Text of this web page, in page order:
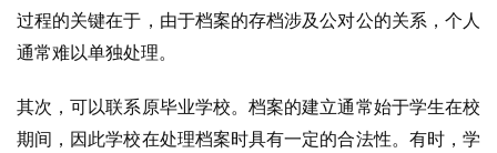
过程的关键在于，由于档案的存档涉及公对公的关系，个人
通常难以单独处理。
其次，可以联系原毕业学校。档案的建立通常始于学生在校
期间，因此学校在处理档案时具有一定的合法性。有时，学